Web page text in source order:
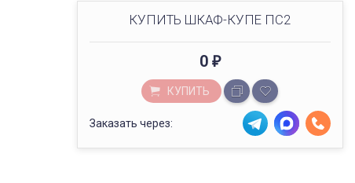
КУПИТЬ ШКАФ-КУПЕ ПС2
0 ₽
КУПИТЬ
Заказать через: